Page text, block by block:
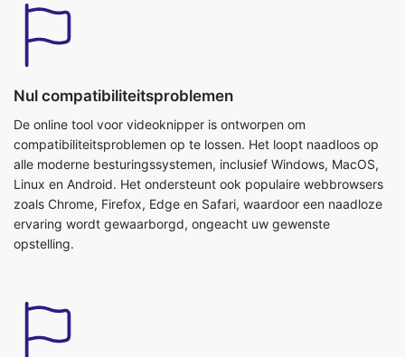
Nul compatibiliteitsproblemen
De online tool voor videoknipper is ontworpen om
compatibiliteitsproblemen op te lossen. Het loopt naadloos op
Linux en Android. Het ondersteunt ook populaire webbrowsers
zoals Chrome, Firefox, Edge en Safari, waardoor een naadloze
ervaring wordt gewaarborgd, ongeacht uw gewenste
opstelling.
Geen installatie vereist
De videoknipper is een browsergebaseerd tool waarvoor geen